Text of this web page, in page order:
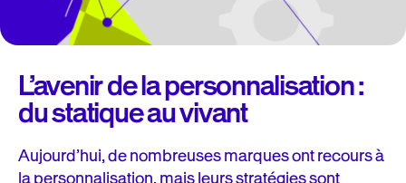
L’avenir de la personnalisation :
du statique au vivant
Aujourd’hui, de nombreuses marques ont recours à